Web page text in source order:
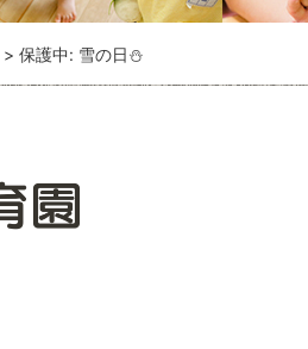
> 保護中: 雪の日⛄